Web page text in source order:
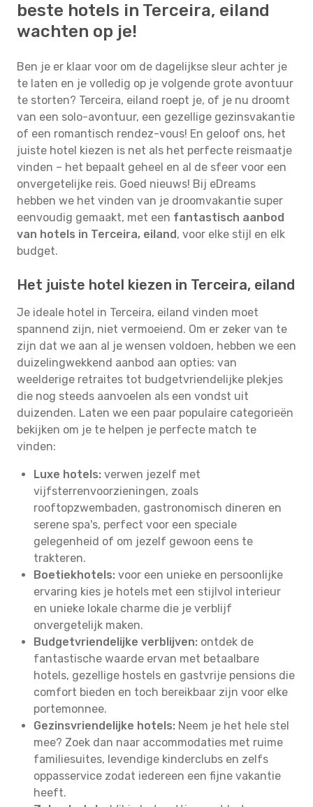
beste hotels in Terceira, eiland
wachten op je!
Ben je er klaar voor om de dagelijkse sleur achter je
te laten en je volledig op je volgende grote avontuur
te storten? Terceira, eiland roept je, of je nu droomt
van een solo-avontuur, een gezellige gezinsvakantie
of een romantisch rendez-vous! En geloof ons, het
juiste hotel kiezen is net als het perfecte reismaatje
vinden – het bepaalt geheel en al de sfeer voor een
onvergetelijke reis. Goed nieuws! Bij eDreams
hebben we het vinden van je droomvakantie super
eenvoudig gemaakt, met een fantastisch aanbod
van hotels in Terceira, eiland, voor elke stijl en elk
budget.
Het juiste hotel kiezen in Terceira, eiland
Je ideale hotel in Terceira, eiland vinden moet
spannend zijn, niet vermoeiend. Om er zeker van te
zijn dat we aan al je wensen voldoen, hebben we een
duizelingwekkend aanbod aan opties: van
weelderige retraites tot budgetvriendelijke plekjes
die nog steeds aanvoelen als een vondst uit
duizenden. Laten we een paar populaire categorieën
bekijken om je te helpen je perfecte match te
vinden:
Luxe hotels: verwen jezelf met
vijfsterrenvoorzieningen, zoals
rooftopzwembaden, gastronomisch dineren en
serene spa's, perfect voor een speciale
gelegenheid of om jezelf gewoon eens te
trakteren.
Boetiekhotels: voor een unieke en persoonlijke
ervaring kies je hotels met een stijlvol interieur
en unieke lokale charme die je verblijf
onvergetelijk maken.
Budgetvriendelijke verblijven: ontdek de
fantastische waarde ervan met betaalbare
hotels, gezellige hostels en gastvrije pensions die
comfort bieden en toch bereikbaar zijn voor elke
portemonnee.
Gezinsvriendelijke hotels: Neem je het hele stel
mee? Zoek dan naar accommodaties met ruime
familiesuites, levendige kinderclubs en zelfs
oppasservice zodat iedereen een fijne vakantie
heeft.